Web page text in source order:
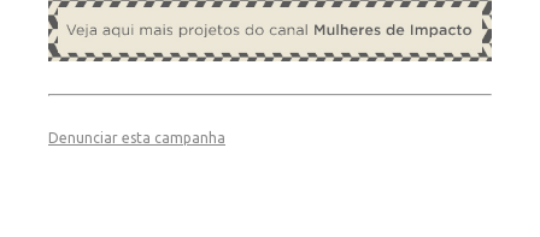
Denunciar esta campanha